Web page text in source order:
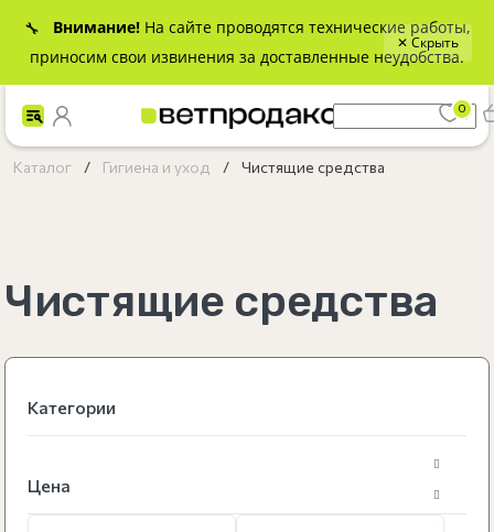
🔧 Внимание! На сайте проводятся технические работы,
приносим свои извинения за доставленные неудобства.
✕ Скрыть
0
Каталог Гигиена и уход Чистящие средства
Чистящие средства
Категории
Товары для кошек
Цена